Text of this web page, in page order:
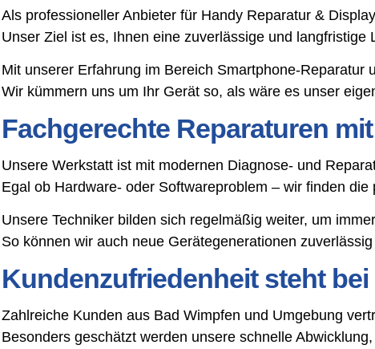
Als professioneller Anbieter für Handy Reparatur &
Unser Ziel ist es, Ihnen eine zuverlässige und
Mit unserer Erfahrung im Bereich Smartphone-
Wir kümmern uns um Ihr Gerät so, als wäre es unser
Fachgerechte Reparaturen
Unsere Werkstatt ist mit modernen Diagnose- und
Egal ob Hardware- oder Softwareproblem – wir finden die
Unsere Techniker bilden sich regelmäßig weiter, um
So können wir auch neue Gerätegenerationen
Kundenzufriedenheit steht
Zahlreiche Kunden aus Bad Wimpfen und Umgebung
Besonders geschätzt werden unsere schnelle